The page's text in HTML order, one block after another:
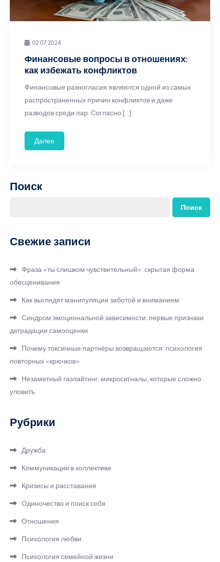
02.07.2024
Финансовые вопросы в отношениях:
как избежать конфликтов
Финансовые разногласия являются одной из самых
распространенных причин конфликтов и даже
разводов среди пар. Согласно […]
Далее
Поиск
Поиск
Свежие записи
Фраза «ты слишком чувствительный»: скрытая форма
обесценивания
Как выглядят манипуляции заботой и вниманием
Синдром эмоциональной зависимости: первые признаки
деградации самооценки
Почему токсичные партнёры возвращаются: психология
повторных «крючков»
Незаметный газлайтинг: микросигналы, которые сложно
уловить
Рубрики
Дружба
Коммуникации в коллективе
Кризисы и расставания
Одиночество и поиск себя
Отношения
Психология любви
Психология семейной жизни